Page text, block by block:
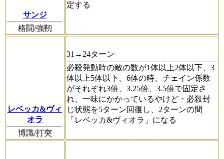
サンジ
格闘/強靭
定する
レベッカ&ヴィ
オラ
博識/打突
31→24ターン
必殺発動時の敵の数が1体以上2体以下、3
体以上5体以下、6体の時、チェイン係数
がそれぞれ3倍、3.25倍、3.5倍で固定さ
れ、一味にかかっているやけど・必殺封
じ状態を5ターン回復し、2ターンの間
「レベッカ&ヴィオラ」になる